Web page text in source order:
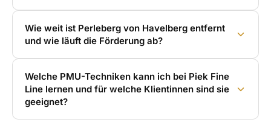
Wie weit ist Perleberg von Havelberg entfernt
und wie läuft die Förderung ab?
Welche PMU-Techniken kann ich bei Piek Fine
Line lernen und für welche Klientinnen sind sie
geeignet?